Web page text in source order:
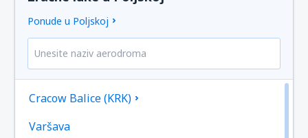
Ponude u Poljskoj
Cracow Balice (KRK)
Varšava